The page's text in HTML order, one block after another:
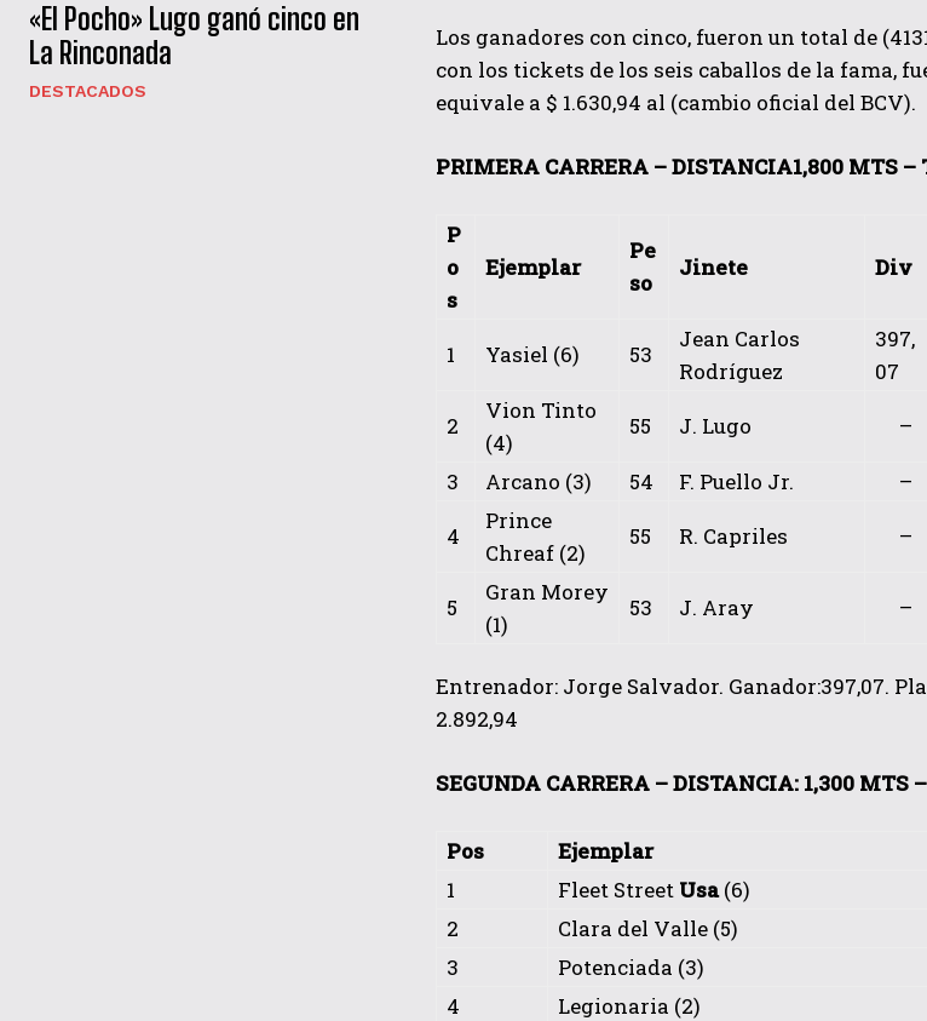
«El Pocho» Lugo ganó cinco en
La Rinconada
DESTACADOS
Los ganadores con cinco, fueron un total de
con los tickets de los seis caballos de la fama,
equivale a $ 1.630,94 al (cambio oficial del BCV).
PRIMERA CARRERA – DISTANCIA1,800 MTS –
P
o
s
Ejemplar
Pe
so
Jinete Div
1 Yasiel (6) 53
Jean Carlos
Rodríguez
397,
07
2
Vion Tinto
(4)
55 J. Lugo
–
3
Arcano (3) 54 F. Puello Jr.
–
4
Prince
Chreaf (2)
55 R. Capriles –
5
Gran Morey
(1)
53 J. Aray –
Entrenador: Jorge Salvador. Ganador:397,07.
2.892,94
SEGUNDA CARRERA – DISTANCIA: 1,300 MTS
Pos Ejemplar
1
Fleet Street Usa(6)
2
Clara del Valle (5)
3
Potenciada (3)
4
Legionaria (2)